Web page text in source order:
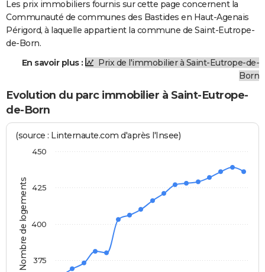
Les prix immobiliers fournis sur cette page concernent la
Communauté de communes des Bastides en Haut-Agenais
Périgord, à laquelle appartient la commune de Saint-Eutrope-
de-Born.
En savoir plus :
Prix de l'immobilier à Saint-Eutrope-de-
Born
Evolution du parc immobilier à Saint-Eutrope-
de-Born
Nombre de logements
(source : Linternaute.com d'après l'Insee)
400
375
425
450